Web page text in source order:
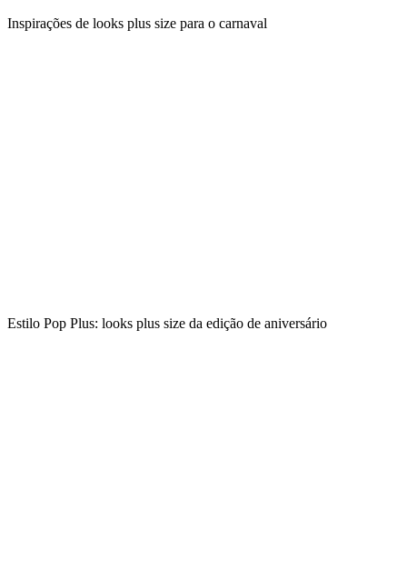
Inspirações de looks plus size para o carnaval
Estilo Pop Plus: looks plus size da edição de aniversário